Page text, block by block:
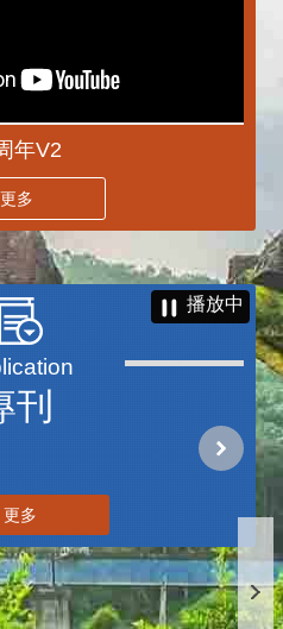
年V2
更多
刊
播放中
更多